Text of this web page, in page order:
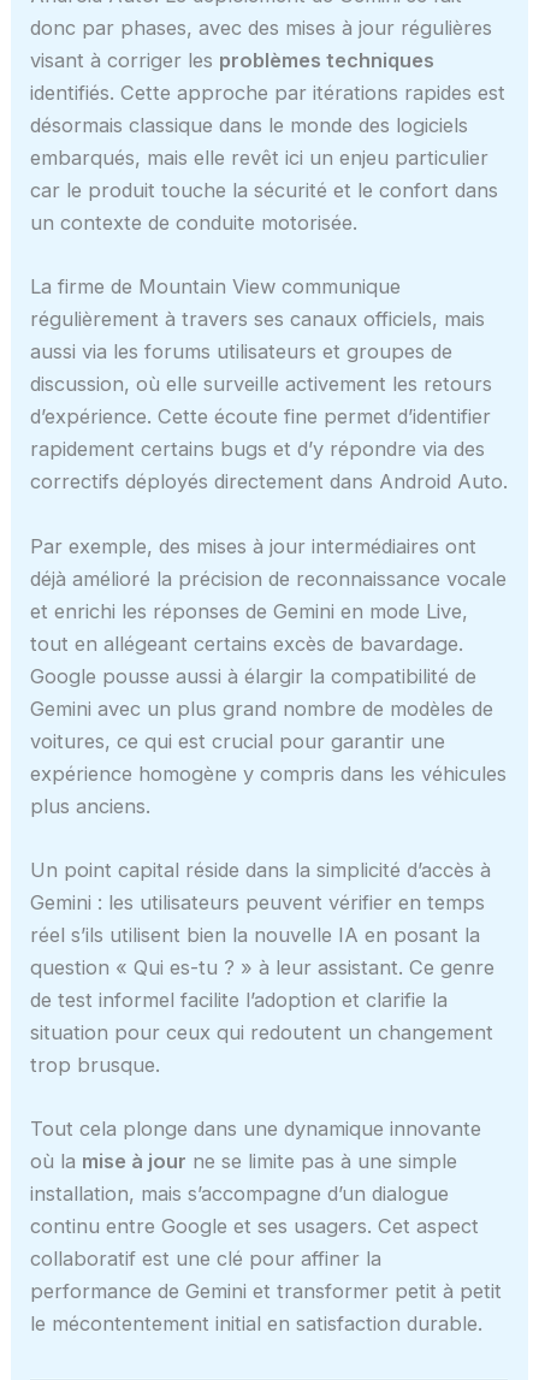
donc par phases, avec des mises à jour régulières
visant à corriger les problèmes techniques
identifiés. Cette approche par itérations rapides est
désormais classique dans le monde des logiciels
embarqués, mais elle revêt ici un enjeu particulier
car le produit touche la sécurité et le confort dans
un contexte de conduite motorisée.
La firme de Mountain View communique
régulièrement à travers ses canaux officiels, mais
aussi via les forums utilisateurs et groupes de
discussion, où elle surveille activement les retours
d’expérience. Cette écoute fine permet d’identifier
rapidement certains bugs et d’y répondre via des
correctifs déployés directement dans Android Auto.
Par exemple, des mises à jour intermédiaires ont
déjà amélioré la précision de reconnaissance vocale
et enrichi les réponses de Gemini en mode Live,
tout en allégeant certains excès de bavardage.
Google pousse aussi à élargir la compatibilité de
Gemini avec un plus grand nombre de modèles de
voitures, ce qui est crucial pour garantir une
expérience homogène y compris dans les véhicules
plus anciens.
Un point capital réside dans la simplicité d’accès à
Gemini : les utilisateurs peuvent vérifier en temps
réel s’ils utilisent bien la nouvelle IA en posant la
question « Qui es-tu ? » à leur assistant. Ce genre
de test informel facilite l’adoption et clarifie la
situation pour ceux qui redoutent un changement
trop brusque.
Tout cela plonge dans une dynamique innovante
où la mise à jour ne se limite pas à une simple
installation, mais s’accompagne d’un dialogue
continu entre Google et ses usagers. Cet aspect
collaboratif est une clé pour affiner la
performance de Gemini et transformer petit à petit
le mécontentement initial en satisfaction durable.